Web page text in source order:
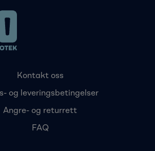
Kontakt oss
og leveringsbetingelser
Angre- og returrett
FAQ